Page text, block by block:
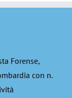
Forense,
con n.